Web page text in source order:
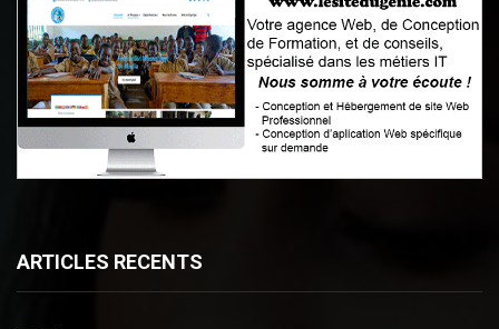
ARTICLES RECENTS